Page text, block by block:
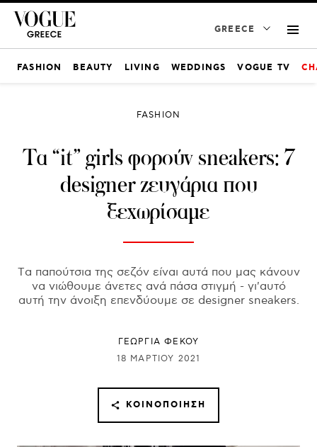
GREECE
FASHION BEAUTY LIVING WEDDINGS VOGUE TV
FASHION
Τα “it” girls φορούν sneakers: 7
designer ζευγάρια που
ξεχωρίσαμε
Tα παπούτσια της σεζόν είναι αυτά που μας κάνουν
να νιώθουμε άνετες ανά πάσα στιγμή - γι'αυτό
αυτή την άνοιξη επενδύουμε σε designer sneakers.
ΓΕΩΡΓΙΑ ΦΕΚΟΥ
18 ΜΑΡΤΊΟΥ 2021
ΚΟΙΝΟΠΟΊΗΣΗ